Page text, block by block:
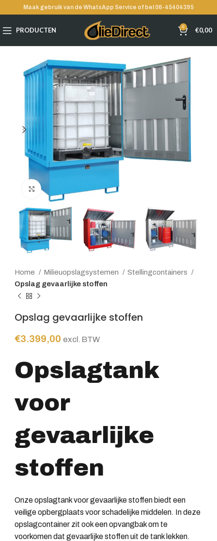
Maak gebruik van de WhatsApp Service of bel 06-45404395
PRODUCTEN 0 €0,00
Klik voor grote afbeelding
Home Milieuopslagsystemen
Stellingcontainers
Opslag gevaarlijke stoffen
Opslag gevaarlijke stoffen
€3.399,00 excl. BTW
Opslagtank
voor
gevaarlijke
stoffen
Onze opslagtank voor gevaarlijke stoffen biedt een
veilige opbergplaats voor schadelijke middelen. In deze
opslagcontainer zit ook een opvangbak om te
voorkomen dat gevaarlijke stoffen uit de tank lekken.